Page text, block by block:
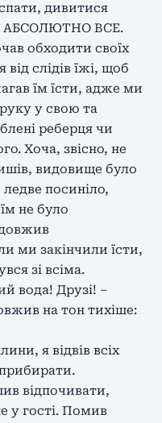
дивитися
АБСОЛЮТНО ВСЕ.
обходити своїх
від слідів їжі, щоб
їм їсти, адже ми
у свою та
реберця чи
Хоча, звісно, не
видовище було
ледве посиніло,
не було
ми закінчили їсти,
зі всіма.
вода! Друзі! –
на тон тихіше:
я відвів всіх
відпочивати,
у гості. Помив